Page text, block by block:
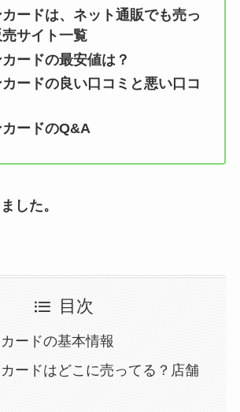
ードは、ネット通販でも売っ
サイト一覧
ードの最安値は？
ードの良い口コミと悪い口コ
ードのQ&A
した。
目次
ードの基本情報
ードはどこに売ってる？店舗